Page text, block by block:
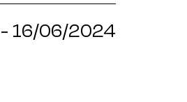
16/06/2024